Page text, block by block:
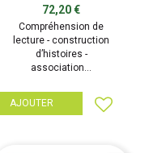
THEMES : BONNES FÊTES,
HALLOWEEN,...
72,20 €
Compréhension de
lecture - construction
d’histoires -
association...
AJOUTER